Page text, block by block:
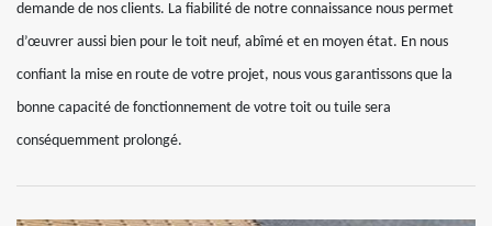
demande de nos clients. La fiabilité de notre connaissance nous permet
d’œuvrer aussi bien pour le toit neuf, abîmé et en moyen état. En nous
confiant la mise en route de votre projet, nous vous garantissons que la
bonne capacité de fonctionnement de votre toit ou tuile sera
conséquemment prolongé.